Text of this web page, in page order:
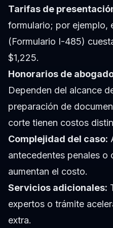
Tarifas de
formulario; por ejemplo,
(Formulario I-485)
$1,225.
Honorarios de
Dependen del alcance
preparación de
corte tienen costos
Complejidad del caso:
antecedentes penales o
aumentan el costo.
Servicios adicionales:
expertos o trámite
extra.